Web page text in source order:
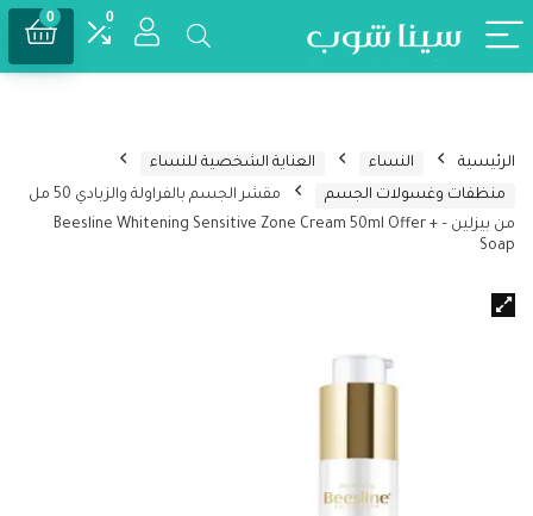
0
0
الرئيسية النساء
العناية الشخصية للنساء
منظفات وغسولات الجسم
مقشر الجسم بالفراولة والزبادي 50 مل
من بيزلين – Beesline Whitening Sensitive Zone Cream 50ml Offer +
Soap